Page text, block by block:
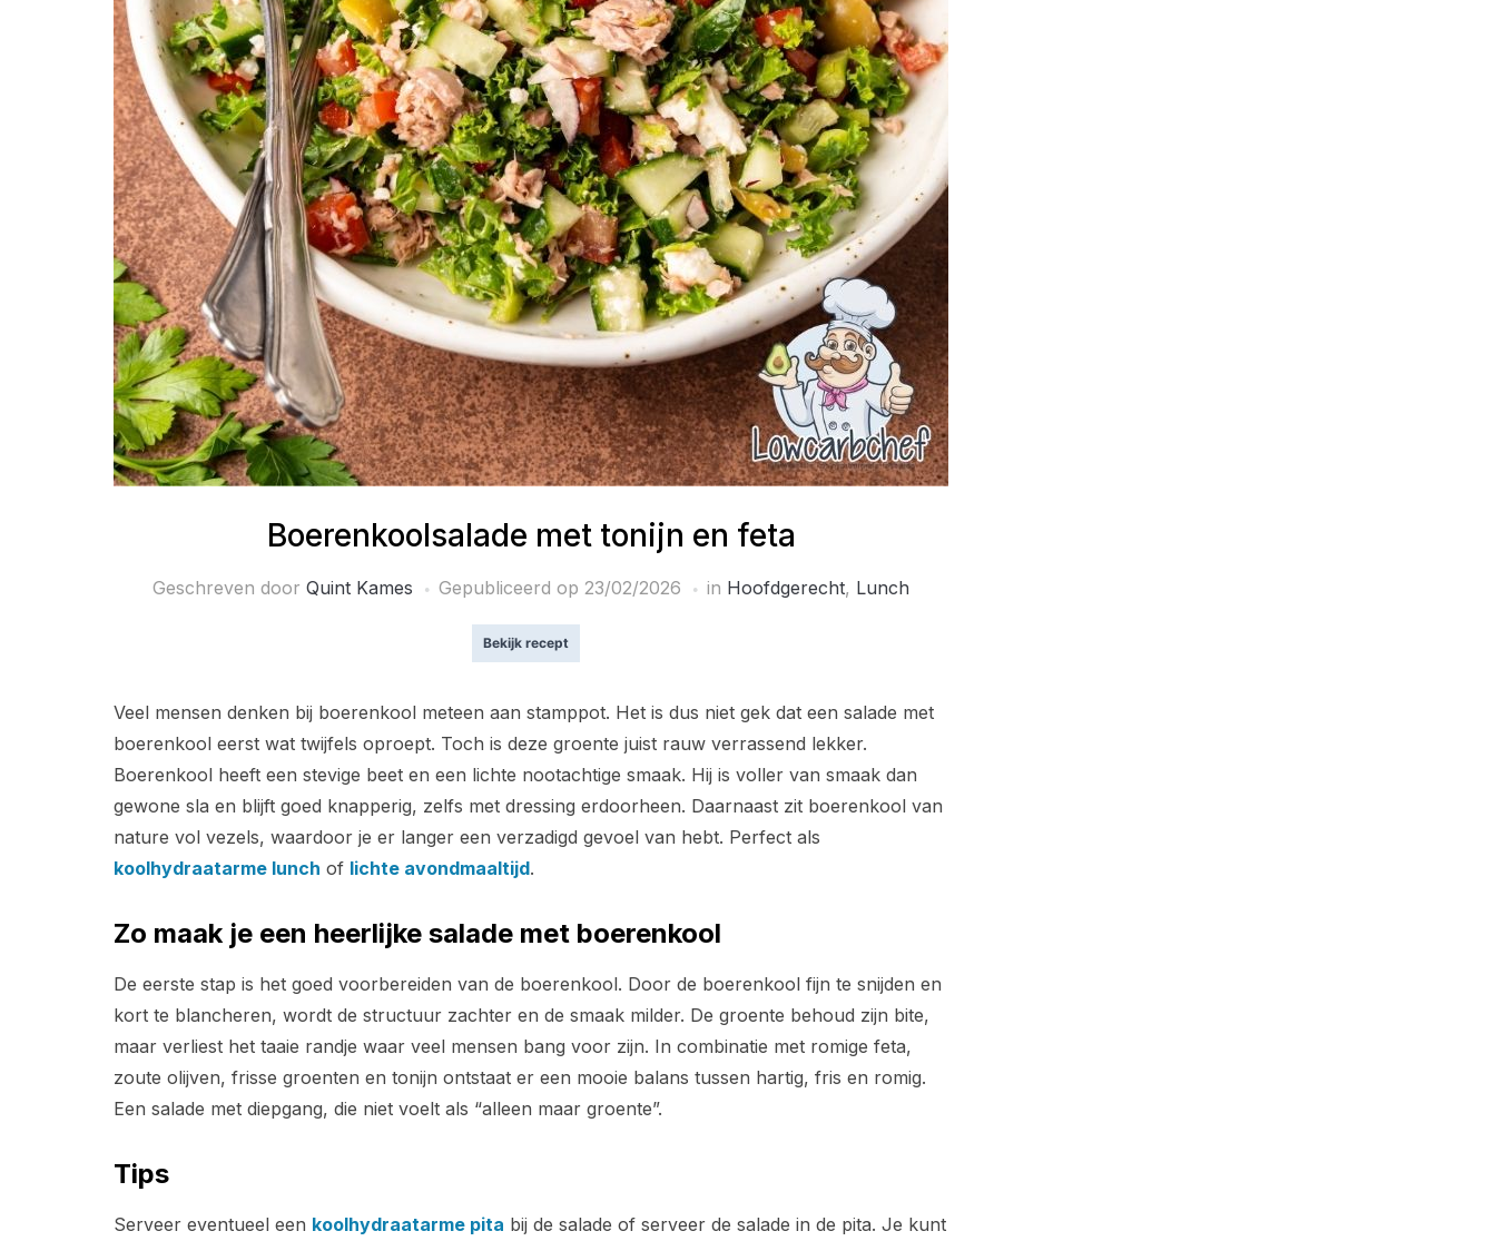
Boerenkoolsalade met tonijn en feta
Geschreven door Quint Kames Gepubliceerd op 23/02/2026 in Hoofdgerecht, Lunch
Bekijk recept
Veel mensen denken bij boerenkool meteen aan stamppot. Het is dus niet gek dat een salade met
boerenkool eerst wat twijfels oproept. Toch is deze groente juist rauw verrassend lekker.
Boerenkool heeft een stevige beet en een lichte nootachtige smaak. Hij is voller van smaak dan
gewone sla en blijft goed knapperig, zelfs met dressing erdoorheen. Daarnaast zit boerenkool van
nature vol vezels, waardoor je er langer een verzadigd gevoel van hebt. Perfect als
koolhydraatarme lunch of lichte avondmaaltijd.
Zo maak je een heerlijke salade met boerenkool
De eerste stap is het goed voorbereiden van de boerenkool. Door de boerenkool fijn te snijden en
kort te blancheren, wordt de structuur zachter en de smaak milder. De groente behoud zijn bite,
maar verliest het taaie randje waar veel mensen bang voor zijn. In combinatie met romige feta,
zoute olijven, frisse groenten en tonijn ontstaat er een mooie balans tussen hartig, fris en romig.
Een salade met diepgang, die niet voelt als “alleen maar groente”.
Tips
Serveer eventueel een koolhydraatarme pita bij de salade of serveer de salade in de pita. Je kunt